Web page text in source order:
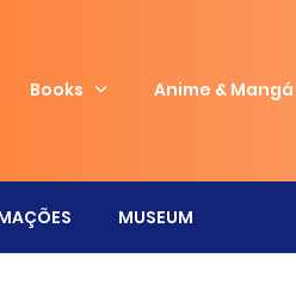
Books Anime & Mangá
MUSEUM